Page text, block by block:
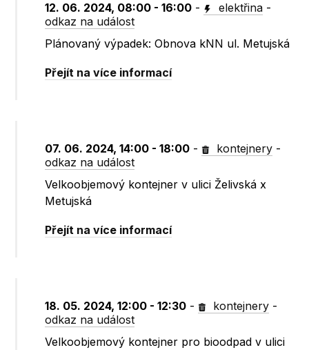
12. 06. 2024, 08:00 - 16:00 - elektřina -
odkaz na událost
Plánovaný výpadek: Obnova kNN ul. Metujská
Přejít na více informací
07. 06. 2024, 14:00 - 18:00 - kontejnery -
odkaz na událost
Velkoobjemový kontejner v ulici Želivská x
Metujská
Přejít na více informací
18. 05. 2024, 12:00 - 12:30 - kontejnery -
odkaz na událost
Velkoobjemový kontejner pro bioodpad v ulici